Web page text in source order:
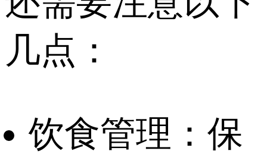
几点：
饮食管理：保